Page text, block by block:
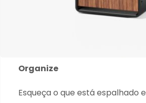
Organize
Esqueça o que está espalhado